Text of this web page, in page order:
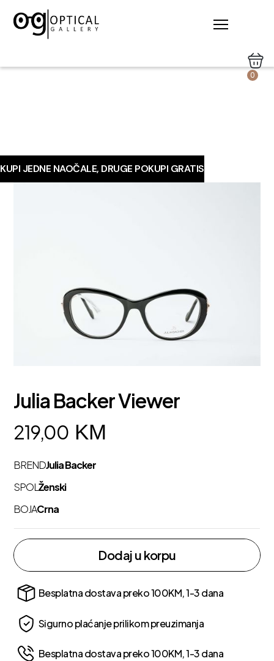
0
KUPI JEDNE NAOČALE, DRUGE POKUPI GRATIS
Julia Backer Viewer
219,00 KM
BRENDJulia Backer
SPOLŽenski
BOJACrna
Dodaj u korpu
Besplatna dostava preko 100KM, 1-3 dana
Sigurno plaćanje prilikom preuzimanja
Besplatna dostava preko 100KM, 1-3 dana